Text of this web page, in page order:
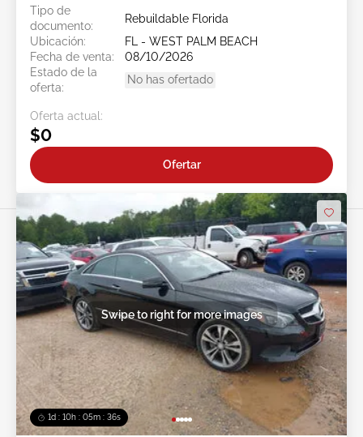
Tipo de
documento:
Rebuildable Florida
Ubicación:
FL - WEST PALM BEACH
Fecha de venta:
08/10/2026
Estado de la
oferta:
No has ofertado
Oferta actual:
$0
Ofertar
1d : 10h : 05m : 34s
Swipe to right for more images